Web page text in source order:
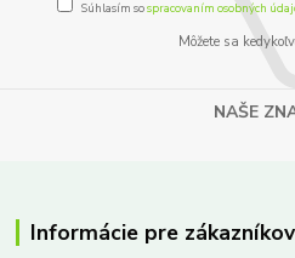
Súhlasím sospracovaním osobných
Môžete sa
NAŠE
Informácie pre zákazníkov